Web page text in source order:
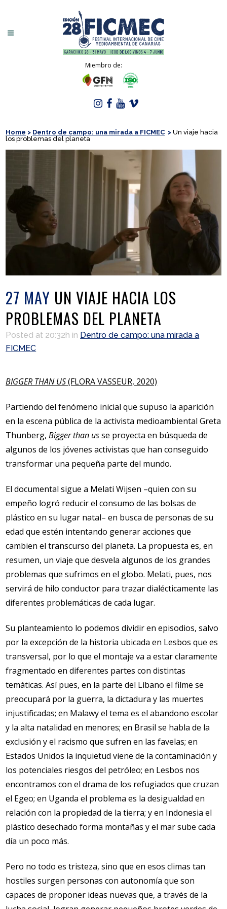
Miembro de:
Home > Dentro de campo: una mirada a FICMEC >Un viaje hacia
los problemas del planeta
27 MAY UN VIAJE HACIA LOS
PROBLEMAS DEL PLANETA
Posted at 20:32h in Dentro de campo: una mirada a
FICMEC
BIGGER THAN US(FLORA VASSEUR, 2020)
Partiendo del fenómeno inicial que supuso la aparición
en la escena pública de la activista medioambiental Greta
Thunberg,Bigger than usse proyecta en búsqueda de
algunos de los jóvenes activistas que han conseguido
transformar una pequeña parte del mundo.
El documental sigue a Melati Wijsen –quien con su
empeño logró reducir el consumo de las bolsas de
plástico en su lugar natal– en busca de personas de su
edad que estén intentando generar acciones que
cambien el transcurso del planeta. La propuesta es, en
resumen, un viaje que desvela algunos de los grandes
problemas que sufrimos en el globo. Melati, pues, nos
servirá de hilo conductor para trazar dialécticamente las
diferentes problemáticas de cada lugar.
Su planteamiento lo podemos dividir en episodios, salvo
por la excepción de la historia ubicada en Lesbos que es
transversal, por lo que el montaje va a estar claramente
fragmentado en diferentes partes con distintas
temáticas. Así pues, en la parte del Líbano el filme se
preocupará por la guerra, la dictadura y las muertes
injustificadas; en Malawy el tema es el abandono escolar
y la alta natalidad en menores; en Brasil se habla de la
exclusión y el racismo que sufren en las favelas; en
Estados Unidos la inquietud viene de la contaminación y
los potenciales riesgos del petróleo; en Lesbos nos
encontramos con el drama de los refugiados que cruzan
el Egeo; en Uganda el problema es la desigualdad en
relación con la propiedad de la tierra; y en Indonesia el
plástico desechado forma montañas y el mar sube cada
día un poco más.
Pero no todo es tristeza, sino que en esos climas tan
hostiles surgen personas con autonomía que son
capaces de proponer ideas nuevas que, a través de la